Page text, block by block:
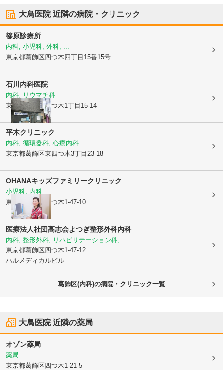
大鳥医院近隣の病院・クリニック
篠原診療所
内科, 小児科, 外科, ...
東京都葛飾区 四つ木四丁目15番15号
石川内科医院
内科, リウマチ科
東京都葛飾区 四つ木1丁目15-14
平木クリニック
内科, 循環器科, 心療内科
東京都葛飾区東四つ木3丁目23-18
OHANAキッズファミリークリニック
小児科, 内科
東京都葛飾区
四つ木1-47-10
医療法人社団高志会よつぎ整形外科内科
内科, 整形外科, リハビリテーション科, ...
東京都葛飾区 四つ木1-47-12
ハルメディカルビル
葛飾区(内科)の病院・クリニック一覧
大鳥医院近隣の薬局
オゾン薬局
薬局
東京都葛飾区 四つ木1-21-5